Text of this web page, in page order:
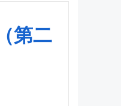
第二